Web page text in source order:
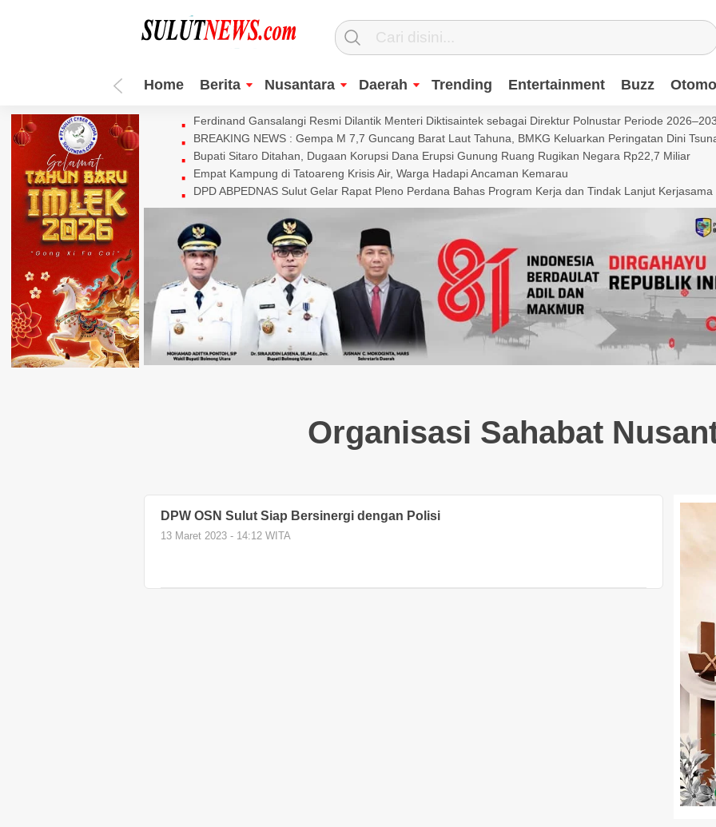
Home Berita Nusantara Daerah Trending Entertainment Buzz
Ferdinand Gansalangi Resmi Dilantik Menteri Diktisaintek sebagai Direktur Polnustar Periode
BREAKING NEWS : Gempa M 7,7 Guncang Barat Laut Tahuna, BMKG Keluarkan Peringatan Dini
Bupati Sitaro Ditahan, Dugaan Korupsi Dana Erupsi Gunung Ruang Rugikan Negara Rp22,7 Miliar
Empat Kampung di Tatoareng Krisis Air, Warga Hadapi Ancaman Kemarau
DPD ABPEDNAS Sulut Gelar Rapat Pleno Perdana Bahas Program Kerja dan Tindak Lanjut
Organisasi Sahabat
DPW OSN Sulut Siap Bersinergi dengan Polisi
13 Maret 2023 - 14:12 WITA